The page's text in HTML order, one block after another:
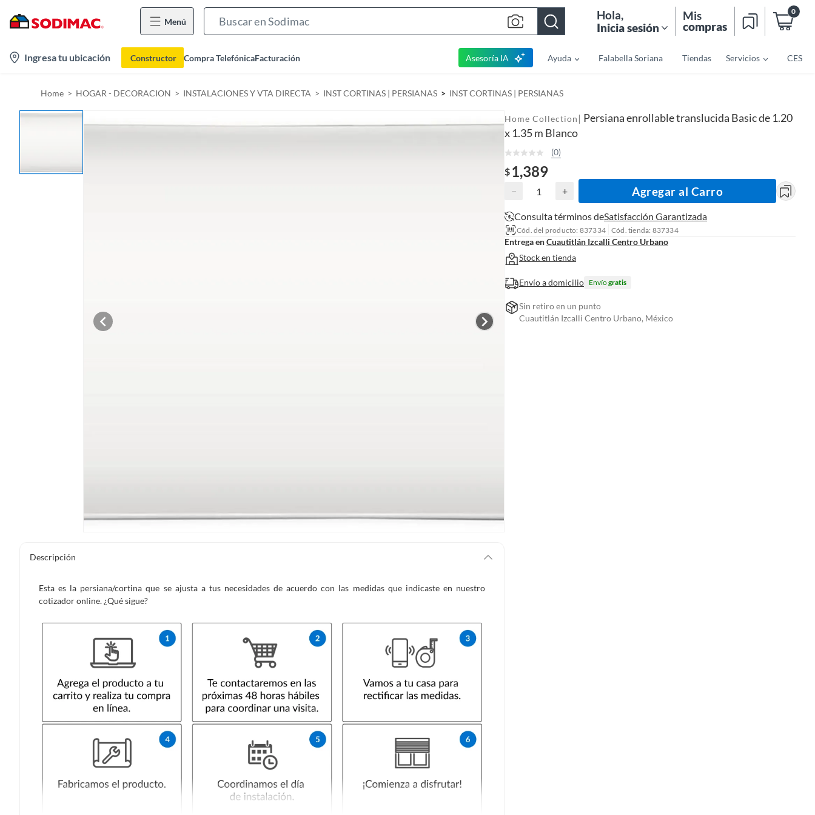
Menú
h
a
Hola,
Inicia sesión
Mis
compras
0
Ingresa tu ubicación Constructor Compra TelefónicaFacturación Asesoría IA Ayuda Falabella Soriana Tiendas Servicios CES
Home HOGAR - DECORACION INSTALACIONES Y VTA DIRECTA INST CORTINAS | PERSIANAS INST CORTINAS | PERSIANAS
Descripción
Esta es la persiana/cortina que se ajusta a tus necesidades de acuerdo con las medidas que indicaste en nuestro
cotizador online. ¿Qué sigue?
Home Collection | Persiana enrollable translucida Basic de 1.20
x 1.35 m Blanco
(0)
$ 1,389
− + Agregar al Carro
Consulta términos deSatisfacción Garantizada
Cód. del producto: 837334 Cód. tienda: 837334
Entrega enCuautitlán Izcalli Centro Urbano
Stock en tienda
Envío a domicilio Envíogratis
Sin retiro en un punto
Cuautitlán Izcalli Centro Urbano, México